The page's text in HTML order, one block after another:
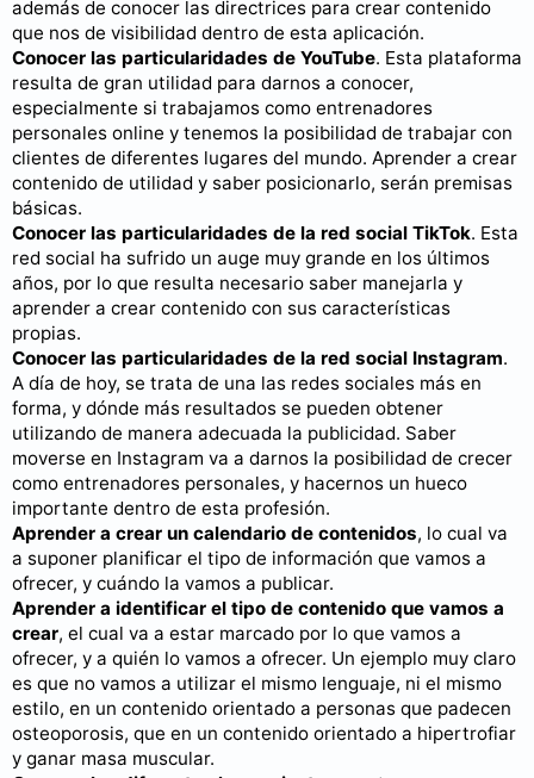
además de conocer las directrices para crear contenido
que nos de visibilidad dentro de esta aplicación.
Conocer las particularidades de YouTube. Esta plataforma
resulta de gran utilidad para darnos a conocer,
especialmente si trabajamos como entrenadores
personales online y tenemos la posibilidad de trabajar con
clientes de diferentes lugares del mundo. Aprender a crear
contenido de utilidad y saber posicionarlo, serán premisas
básicas.
Conocer las particularidades de la red social TikTok. Esta
red social ha sufrido un auge muy grande en los últimos
años, por lo que resulta necesario saber manejarla y
aprender a crear contenido con sus características
propias.
Conocer las particularidades de la red social Instagram.
A día de hoy, se trata de una las redes sociales más en
forma, y dónde más resultados se pueden obtener
utilizando de manera adecuada la publicidad. Saber
moverse en Instagram va a darnos la posibilidad de crecer
como entrenadores personales, y hacernos un hueco
importante dentro de esta profesión.
Aprender a crear un calendario de contenidos, lo cual va
a suponer planificar el tipo de información que vamos a
ofrecer, y cuándo la vamos a publicar.
Aprender a identificar el tipo de contenido que vamos a
crear, el cual va a estar marcado por lo que vamos a
ofrecer, y a quién lo vamos a ofrecer. Un ejemplo muy claro
es que no vamos a utilizar el mismo lenguaje, ni el mismo
estilo, en un contenido orientado a personas que padecen
osteoporosis, que en un contenido orientado a hipertrofiar
y ganar masa muscular.